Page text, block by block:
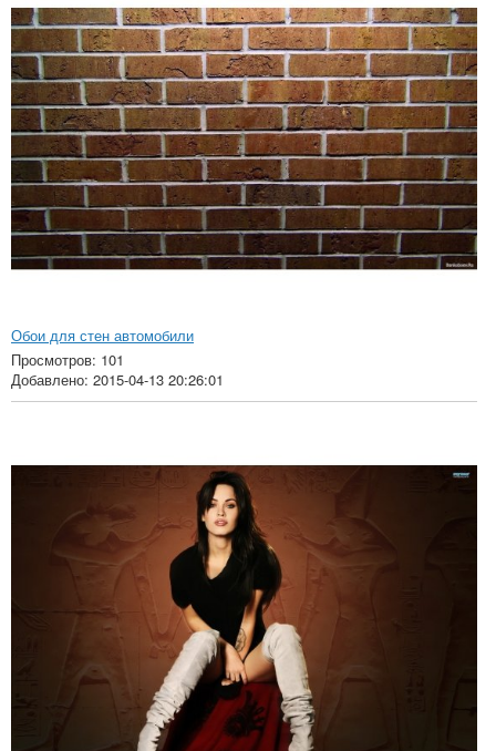
Обои для стен автомобили
Просмотров: 101
Добавлено: 2015-04-13 20:26:01